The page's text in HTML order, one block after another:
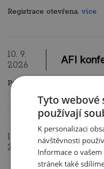
Registrace otevřena. více
10. 9.
2026
AFI
Praha, pouze pro zvané.
15. 9.
2026
Účast
zasedání
(MPO)
Tyto webové
používají
K personalizaci
návštěvnosti
Informace o
stránek také